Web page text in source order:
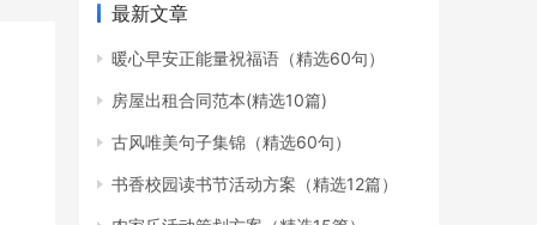
最新文章
暖心早安正能量祝福语（精选60句）
房屋出租合同范本(精选10篇)
古风唯美句子集锦（精选60句）
书香校园读书节活动方案（精选12篇）